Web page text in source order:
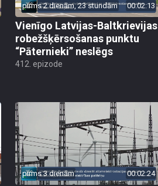
pirms 2 dienām, 23 stundām 00:02:13
Vienīgo Latvijas-Baltkrievijas
robežšķērsošanas punktu
“Pāternieki” neslēgs
412. epizode
pirms 3 dienām 00:02:24